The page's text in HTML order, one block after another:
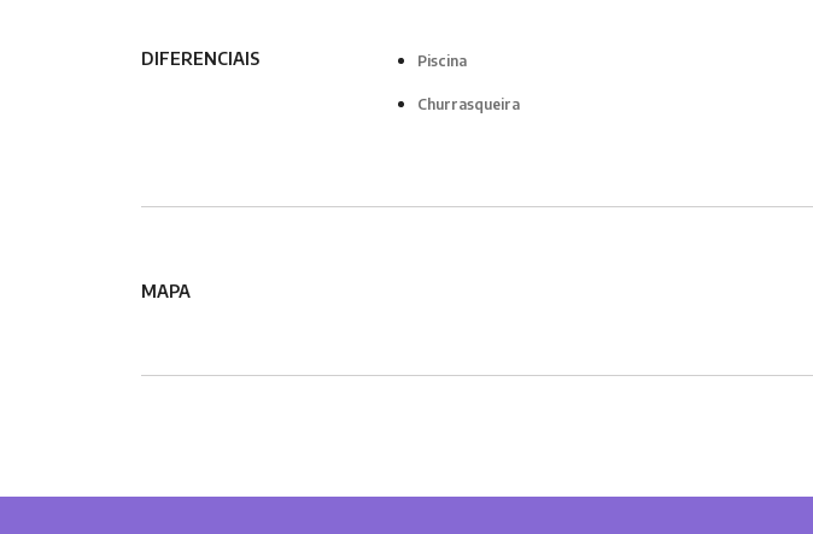
DIFERENCIAIS Piscina
Churrasqueira
MAPA